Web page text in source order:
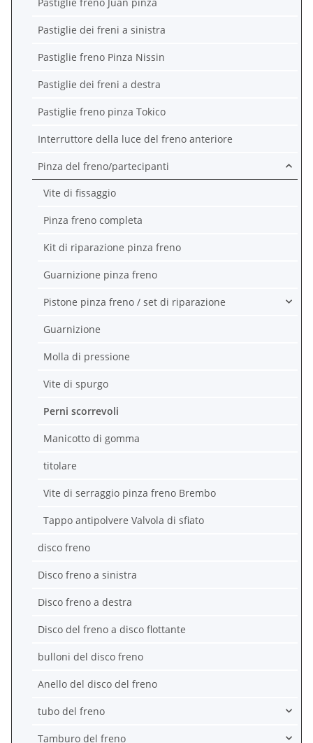
Pastiglie dei freni a sinistra
Pastiglie freno Pinza Nissin
Pastiglie dei freni a destra
Pastiglie freno pinza Tokico
Interruttore della luce del freno anteriore
Pinza del freno/partecipanti
Vite di fissaggio
Pinza freno completa
Kit di riparazione pinza freno
Guarnizione pinza freno
Pistone pinza freno / set di riparazione
Guarnizione
Molla di pressione
Vite di spurgo
Perni scorrevoli
Manicotto di gomma
titolare
Vite di serraggio pinza freno Brembo
Tappo antipolvere Valvola di sfiato
disco freno
Disco freno a sinistra
Disco freno a destra
Disco del freno a disco flottante
bulloni del disco freno
Anello del disco del freno
tubo del freno
Tamburo del freno